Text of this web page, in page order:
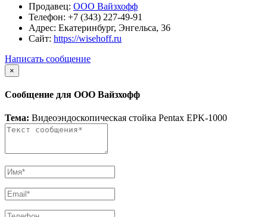
Продавец: ООО Вайзхофф
Телефон: +7 (343) 227-49-91
Адрес: Екатеринбург, Энгельса, 36
Сайт: https://wisehoff.ru
Написать сообщение
×
Сообщение для ООО Вайзхофф
Тема: Видеоэндоскопическая стойка Pentax EPK-1000